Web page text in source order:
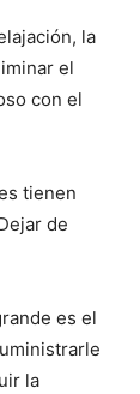
la
el
con el
tienen
de
es el
la